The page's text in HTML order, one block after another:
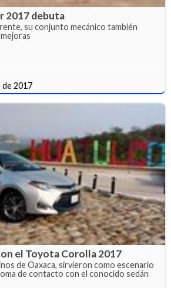
2017 debuta
su conjunto mecánico también
de 2017
el Toyota Corolla 2017
de Oaxaca, sirvieron como escenario
de contacto con el conocido sedán